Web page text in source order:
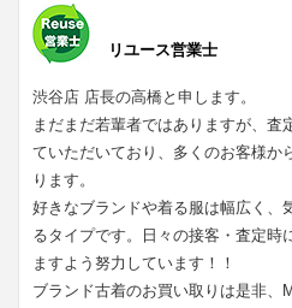
リユース営業士
渋谷店 店長の高橋と申します。
まだまだ若輩者ではありますが、査
ていただいており、多くのお客様か
ります。
好きなブランドや着る服は幅広く、
るタイプです。日々の接客・査定時
ますよう努力しています！！
ブランド古着のお買い取りは是非、